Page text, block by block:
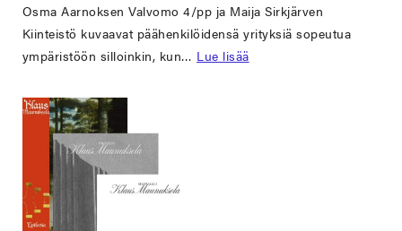
Osma Aarnoksen Valvomo 4/pp ja Maija Sirkjärven
Kiinteistö kuvaavat päähenkilöidensä yrityksiä sopeutua
ympäristöön silloinkin, kun… Lue lisää